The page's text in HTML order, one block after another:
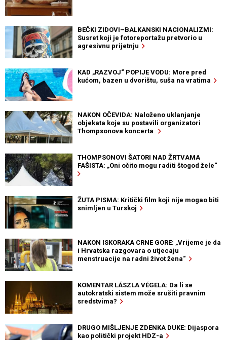
BEČKI ZIDOVI–BALKANSKI NACIONALIZMI:
Susret koji je fotoreportažu pretvorio u
agresivnu prijetnju
KAD „RAZVOJ“ POPIJE VODU: More pred
kućom, bazen u dvorištu, suša na vratima
NAKON OČEVIDA: Naloženo uklanjanje
objekata koje su postavili organizatori
Thompsonova koncerta
THOMPSONOVI ŠATORI NAD ŽRTVAMA
FAŠISTA: „Oni očito mogu raditi štogod žele“
ŽUTA PISMA: Kritički film koji nije mogao biti
snimljen u Turskoj
NAKON ISKORAKA CRNE GORE: „Vrijeme je da
i Hrvatska razgovara o utjecaju
menstruacije na radni život žena“
KOMENTAR LÁSZLA VÉGELA: Da li se
autokratski sistem može srušiti pravnim
sredstvima?
DRUGO MIŠLJENJE ZDENKA DUKE: Dijaspora
kao politički projekt HDZ-a